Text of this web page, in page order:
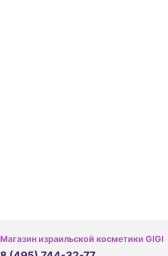
Магазин израильской косметики GIGI